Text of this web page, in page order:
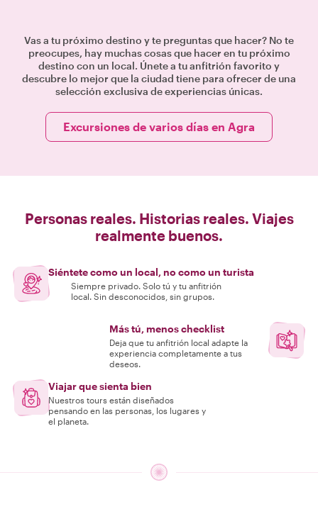
Vas a tu próximo destino y te preguntas que hacer? No te
preocupes, hay muchas cosas que hacer en tu próximo
destino con un local. Únete a tu anfitrión favorito y
descubre lo mejor que la ciudad tiene para ofrecer de una
selección exclusiva de experiencias únicas.
Excursiones de varios días en Agra
Personas reales. Historias reales. Viajes
realmente buenos.
Siéntete como un local, no como un turista
Siempre privado. Solo tú y tu anfitrión
local. Sin desconocidos, sin grupos.
Más tú, menos checklist
Deja que tu anfitrión local adapte la
experiencia completamente a tus
deseos.
Viajar que sienta bien
Nuestros tours están diseñados
pensando en las personas, los lugares y
el planeta.